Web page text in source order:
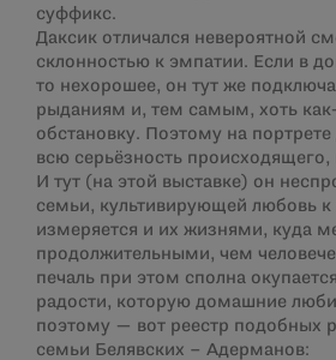
суффикс.
Даксик отличался невероятной
склонностью к эмпатии. Если в
то нехорошее, он тут же
рыданиям и, тем самым, хоть
обстановку. Поэтому на
всю серьёзность происходящего,
И тут (на этой выставке) он
семьи, культивирующей любовь
измеряется и их жизнями, куда
продолжительными, чем
печаль при этом сполна
радости, которую домашние
поэтому — вот реестр подобных
семьи Белявских – Адерманов: